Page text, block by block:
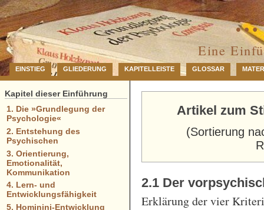
…
Eine
EINSTIEG GLIEDERUNG KAPITELLEISTE GLOSSAR
Artikel zum
(Sortierung
2.1 Der
Erklärung der vier
Kapitel dieser Einführung
1. Die »Grundlegung der
Psychologie«
2. Entstehung des
Psychischen
3. Orientierung,
Emotionalität,
Kommunikation
4. Lern- und
Entwicklungsfähigkeit
5. Hominini-Entwicklung